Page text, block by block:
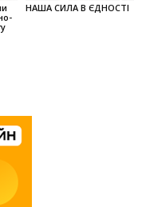
НАША СИЛА В ЄДНОСТІ